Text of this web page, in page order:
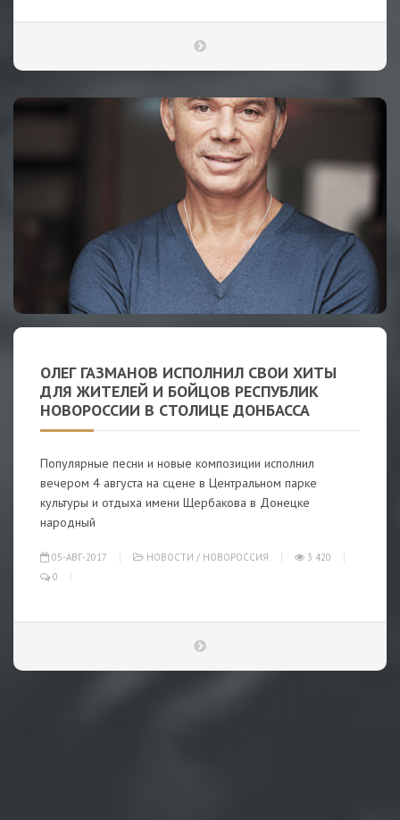
ОЛЕГ ГАЗМАНОВ ИСПОЛНИЛ СВОИ ХИТЫ
ДЛЯ ЖИТЕЛЕЙ И БОЙЦОВ РЕСПУБЛИК
НОВОРОССИИ В СТОЛИЦЕ ДОНБАССА
Популярные песни и новые композиции исполнил
вечером 4 августа на сцене в Центральном парке
культуры и отдыха имени Щербакова в Донецке
народный
05-АВГ-2017 НОВОСТИ / НОВОРОССИЯ
3 420
0